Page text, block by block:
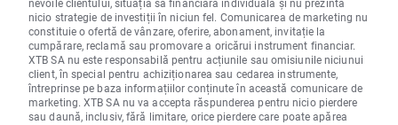
nevoile clientului, situația sa financiară individuală și nu prezintă
nicio strategie de investiții în niciun fel. Comunicarea de marketing nu
constituie o ofertă de vânzare, oferire, abonament, invitație la
cumpărare, reclamă sau promovare a oricărui instrument financiar.
XTB SA nu este responsabilă pentru acțiunile sau omisiunile niciunui
client, în special pentru achiziționarea sau cedarea instrumente,
întreprinse pe baza informațiilor conținute în această comunicare de
marketing. XTB SA nu va accepta răspunderea pentru nicio pierdere
sau daună, inclusiv, fără limitare, orice pierdere care poate apărea